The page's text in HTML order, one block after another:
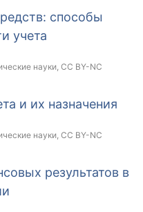
способы
учета
науки, CC BY-NC
и их назначения
науки, CC BY-NC
результатов в